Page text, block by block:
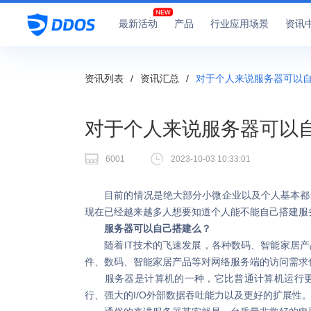
最新活动 产品 行业应用场景 资讯
资讯列表 / 资讯汇总 / 对于个人来说服务器可以
对于个人来说服务器可以
6001 2023-10-03 10:33:01
目前的情况是绝大部分小微企业以及个人基本都
现在已经越来越多人想要知道个人能不能自己搭建
服务器可以自己搭建么？
随着IT技术的飞速发展，各种数码、智能家居产
件、数码、智能家居产品等对网络服务端的访问需
服务器是计算机的一种，它比普通计算机运行
行、强大的I/O外部数据吞吐能力以及更好的扩展性